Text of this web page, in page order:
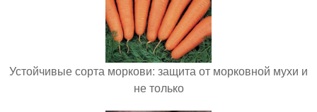
Устойчивые сорта моркови: защита от морковной мухи и
не только